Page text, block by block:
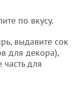
по вкусу.
выдавите сок
для декора),
для